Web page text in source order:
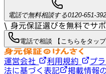
電話で無料相談する0120-651-392
\ 身元保証選びを無料でサ
電話で相談 【こちらをタップ
運営会社 利用規約 プ
法に基づく表記
掲載情報